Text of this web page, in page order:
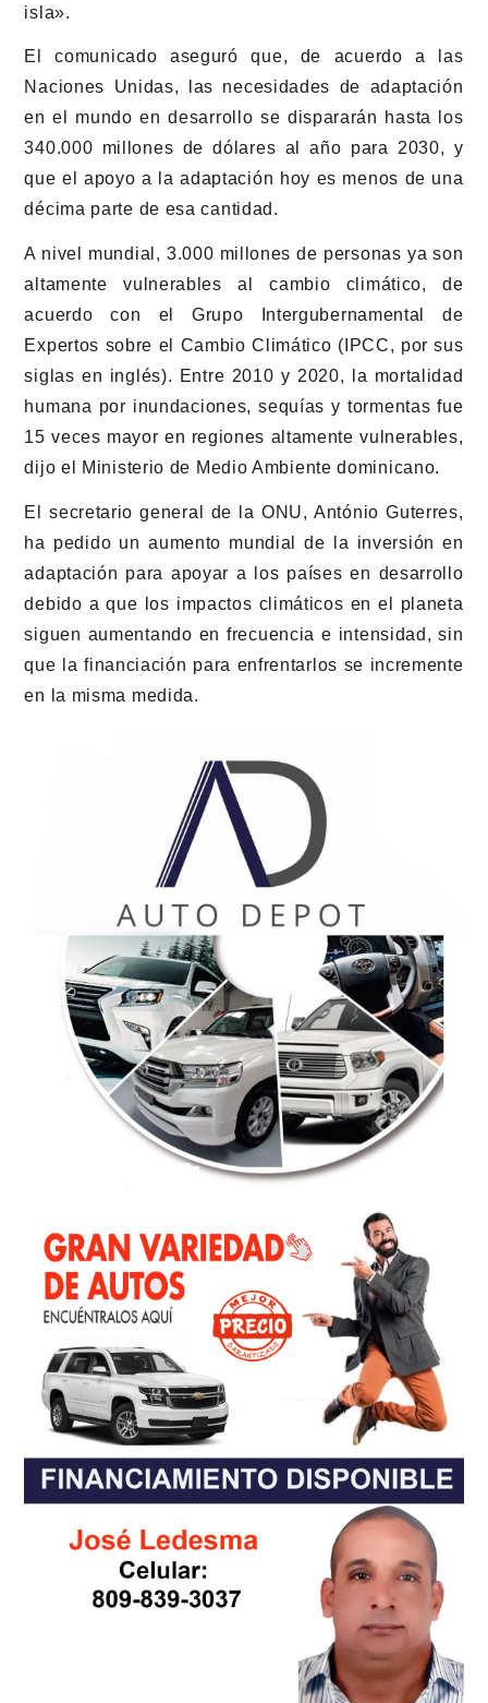
isla».
El comunicado aseguró que, de acuerdo a las
Naciones Unidas, las necesidades de adaptación
en el mundo en desarrollo se dispararán hasta los
340.000 millones de dólares al año para 2030, y
que el apoyo a la adaptación hoy es menos de una
décima parte de esa cantidad.
A nivel mundial, 3.000 millones de personas ya son
altamente vulnerables al cambio climático, de
acuerdo con el Grupo Intergubernamental de
Expertos sobre el Cambio Climático (IPCC, por sus
siglas en inglés). Entre 2010 y 2020, la mortalidad
humana por inundaciones, sequías y tormentas fue
15 veces mayor en regiones altamente vulnerables,
dijo el Ministerio de Medio Ambiente dominicano.
El secretario general de la ONU, António Guterres,
ha pedido un aumento mundial de la inversión en
adaptación para apoyar a los países en desarrollo
debido a que los impactos climáticos en el planeta
siguen aumentando en frecuencia e intensidad, sin
que la financiación para enfrentarlos se incremente
en la misma medida.